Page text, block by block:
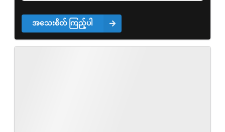
အသေးစိတ် ကြည့်ပါ